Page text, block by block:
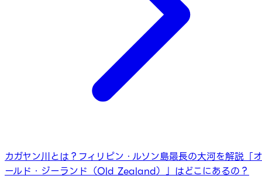
カガヤン川とは？フィリピン・ルソン島最長の大河を解説 「オ
ールド・ジーランド（Old Zealand）」はどこにあるの？